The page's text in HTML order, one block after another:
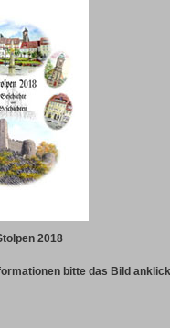
2018
bitte das Bild